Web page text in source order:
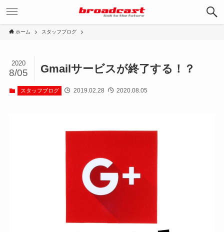
ホーム スタッフブログ
Gmailサービスが終了する！？
2020
8/05
スタッフブログ 2019.02.28 2020.08.05